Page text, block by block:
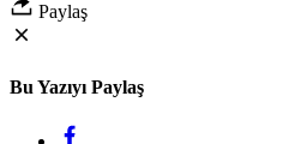
Paylaş
Bu Yazıyı Paylaş